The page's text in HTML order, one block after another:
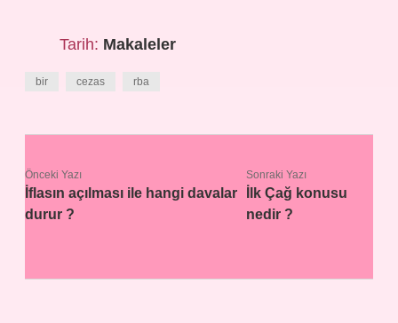
Tarih: Makaleler
bir cezas rba
Önceki Yazı
İflasın açılması ile hangi davalar
durur ?
Sonraki Yazı
İlk Çağ konusu
nedir ?